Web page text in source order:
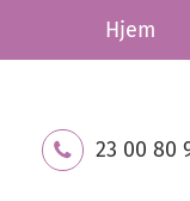
Hjem
23 00 80